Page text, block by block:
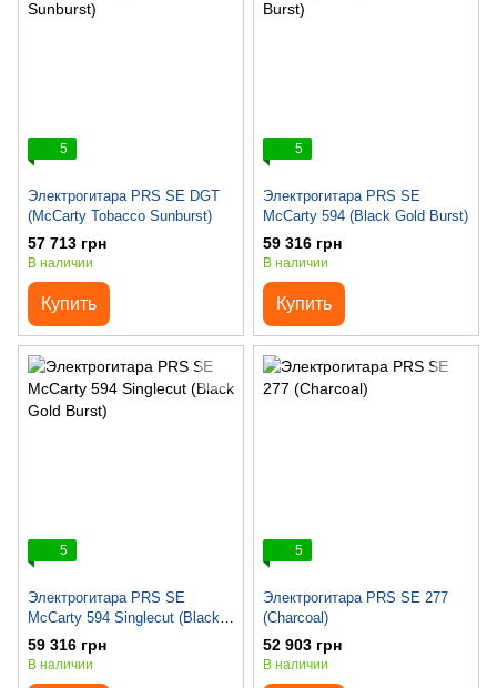
5
Электрогитара PRS SE DGT
(McCarty Tobacco Sunburst)
57 713 грн
В наличии
Купить
5
Электрогитара PRS SE
McCarty 594 (Black Gold Burst)
59 316 грн
В наличии
Купить
5
Электрогитара PRS SE
McCarty 594 Singlecut (Black
Gold Burst)
59 316 грн
В наличии
5
Электрогитара PRS SE 277
(Charcoal)
52 903 грн
В наличии